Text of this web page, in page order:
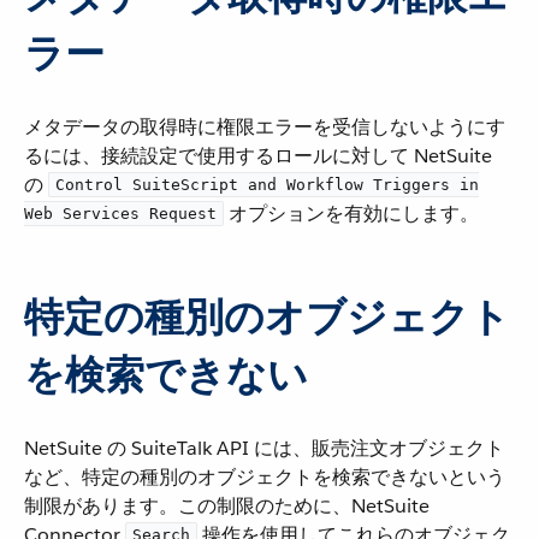
ラー
メタデータの取得時に権限エラーを受信しないようにす
るには、接続設定で使用するロールに対して NetSuite
の ​
Control SuiteScript and Workflow Triggers in
Web Services Request
​ オプションを有効にします。
特定の種別のオブジェクト
を検索できない
NetSuite の SuiteTalk API には、販売注文オブジェクト
など、特定の種別のオブジェクトを検索できないという
制限があります。この制限のために、NetSuite
Search